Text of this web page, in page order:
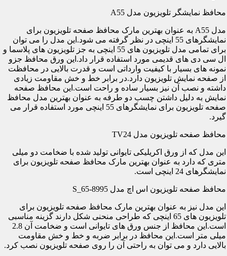
محافظ نمایشگر تلویزیون مدل A55
مدل A55 به عنوان بهترین مارک محافظ صفحه تلویزیون برای
نمایشگرهای 55 اینچی در نظر گرفته می شود.این مدل را می توان
برای تمامی مدل تلویزیون های 55 اینچی به جز تلویزیون های پلاسما و
ال سی دی های قدیمی مورد استفاده قرار داد.این ورق محافظ جزو
نمونه های بسیار با کیفیت وارداتی است و قدرت بالایی در محافظت
از صفحه نمایش تلویزیون دارد.در برابر خط و خش مقاومت زیادی
داشته و نصب آن نیز بسیار ساده و راحت است.این محافظ صفحه
نمایش به دلیل داشتن چسب دو طرفه به عنوان بهترین مدل محافظ
صفحه تلویزیون برای نمایشگرهای 55 اینچی مورد استفاده قرار می
گیرد.
محافظ صفحه تلویزیون مدل TV24
این مدل که از ورق اکریلیکی تایوانی تولید شده با ضخامت دو میلی
متری که دارد به عنوان بهترین مارک محافظ صفحه تلویزیون برای
نمایشگرهای 24 اینچی است.
محافظ صفحه تلویزیون اس اچ مدل S_65-8995
این مدل نیز به عنوان بهترین مارک محافظ صفحه تلویزیون برای
تلویزیون های 65 اینچی که طراحی منحنی شکل دارند گزینه مناسبی
است.این محافظ از جنس ورق های تایوانی است و ضخامت آن 2.8
میلی متر است.این محافظ در برابر ضربه و خط و خش مقاومت
بالایی دارد و می توان به راحتی آن را روی صفحه تلویزیون نصب کرد.